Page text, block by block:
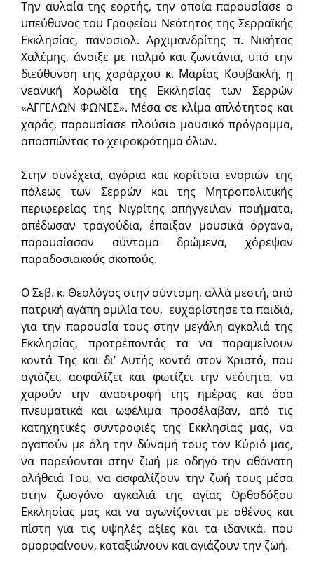
Την αυλαία της εορτής, την οποία παρουσίασε ο
υπεύθυνος του Γραφείου Νεότητος της Σερραϊκής
Εκκλησίας, πανοσιολ. Αρχιμανδρίτης π. Νικήτας
Χαλέμης, άνοιξε με παλμό και ζωντάνια, υπό την
διεύθυνση της χοράρχου κ. Μαρίας Κουβακλή, η
νεανική Χορωδία της Εκκλησίας των Σερρών
«ΑΓΓΕΛΩΝ ΦΩΝΕΣ». Μέσα σε κλίμα απλότητος και
χαράς, παρουσίασε πλούσιο μουσικό πρόγραμμα,
αποσπώντας το χειροκρότημα όλων.
Στην συνέχεια, αγόρια και κορίτσια ενοριών της
πόλεως των Σερρών και της Μητροπολιτικής
περιφερείας της Νιγρίτης απήγγειλαν ποιήματα,
απέδωσαν τραγούδια, έπαιξαν μουσικά όργανα,
παρουσίασαν σύντομα δρώμενα, χόρεψαν
παραδοσιακούς σκοπούς.
Ο Σεβ. κ. Θεολόγος στην σύντομη, αλλά μεστή, από
πατρική αγάπη ομιλία του, ευχαρίστησε τα παιδιά,
για την παρουσία τους στην μεγάλη αγκαλιά της
Εκκλησίας, προτρέποντάς τα να παραμείνουν
κοντά Της και δι’ Αυτής κοντά στον Χριστό, που
αγιάζει, ασφαλίζει και φωτίζει την νεότητα, να
χαρούν την αναστροφή της ημέρας και όσα
πνευματικά και ωφέλιμα προσέλαβαν, από τις
κατηχητικές συντροφιές της Εκκλησίας μας, να
αγαπούν με όλη την δύναμή τους τον Κύριό μας,
να πορεύονται στην ζωή με οδηγό την αθάνατη
αλήθειά Του, να ασφαλίζουν την ζωή τους μέσα
στην ζωογόνο αγκαλιά της αγίας Ορθοδόξου
Εκκλησίας μας και να αγωνίζονται με σθένος και
πίστη για τις υψηλές αξίες και τα ιδανικά, που
ομορφαίνουν, καταξιώνουν και αγιάζουν την ζωή.